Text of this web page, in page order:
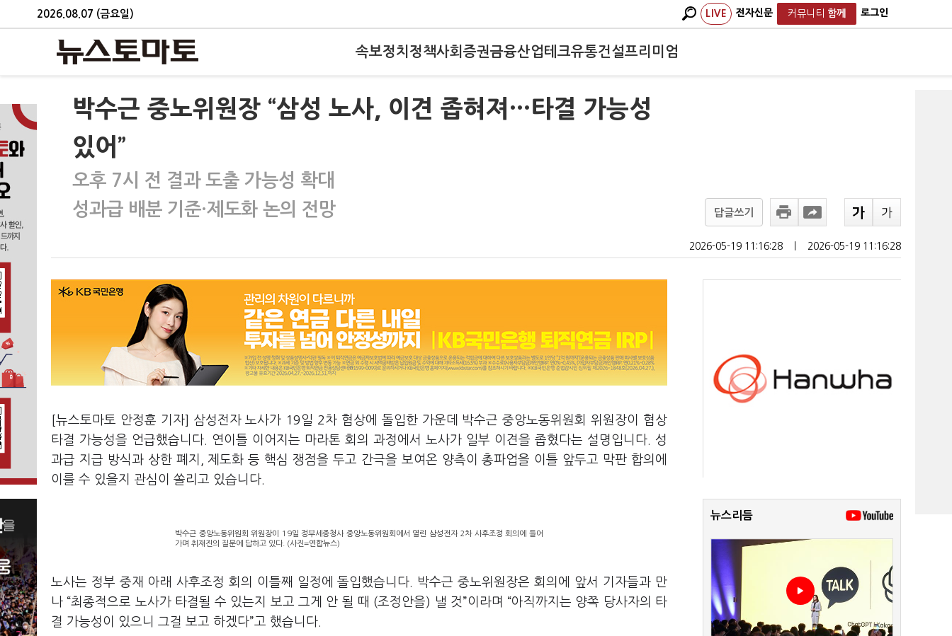
2026.08.07 (금요일) LIVE 전자신문 커뮤니티 함께 로그인
속보정치 정책사회 증권금융산업테크유통건설프리미엄
박수근 중노위원장 “삼성 노사, 이견 좁혀져…타결 가능성
있어”
오후 7시 전 결과 도출 가능성 확대
성과급 배분 기준·제도화 논의 전망
답글쓰기
2026-05-19 11:16:28 2026-05-19 11:16:28
[뉴스토마토 안정훈 기자] 삼성전자 노사가 19일 2차 협상에 돌입한 가운데 박수근 중앙노동위원회 위원장이 협상
타결 가능성을 언급했습니다. 연이틀 이어지는 마라톤 회의 과정에서 노사가 일부 이견을 좁혔다는 설명입니다. 성
과급 지급 방식과 상한 폐지, 제도화 등 핵심 쟁점을 두고 간극을 보여온 양측이 총파업을 이틀 앞두고 막판 합의에
이를 수 있을지 관심이 쏠리고 있습니다.
박수근 중앙노동위원회 위원장이 19일 정부세종청사 중앙노동위원회에서 열린 삼성전자 2차 사후조정 회의에 들어
가며 취재진의 질문에 답하고 있다. (사진=연합뉴스)
노사는 정부 중재 아래 사후조정 회의 이틀째 일정에 돌입했습니다. 박수근 중노위원장은 회의에 앞서 기자들과 만
나 “최종적으로 노사가 타결될 수 있는지 보고 그게 안 될 때 (조정안을) 낼 것”이라며 “아직까지는 양쪽 당사자의 타
결 가능성이 있으니 그걸 보고 하겠다”고 했습니다.
뉴스리듬